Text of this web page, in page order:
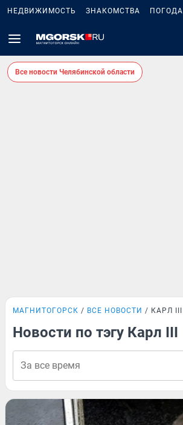
НЕДВИЖИМОСТЬ ЗНАКОМСТВА ПОГОДА
Все новости Челябинской области
МАГНИТОГОРСК ВСЕ НОВОСТИ КАРЛ III
Новости по тэгу Карл III